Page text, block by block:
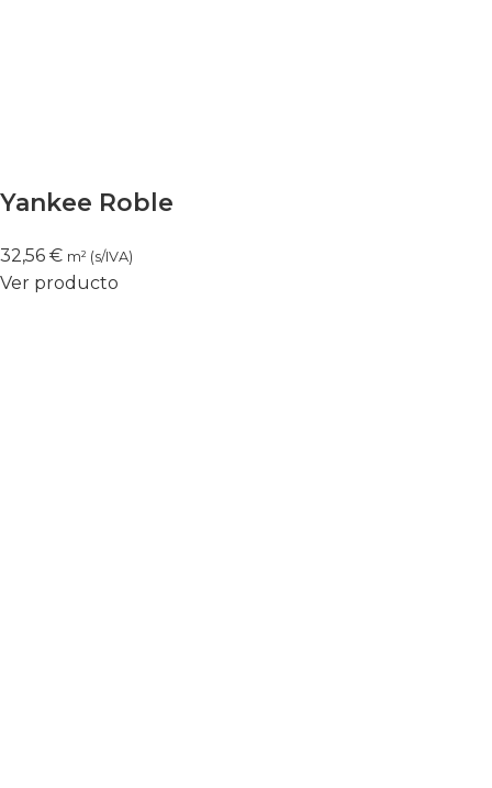
Yankee Roble
32,56 € m² (s/IVA)
Ver producto